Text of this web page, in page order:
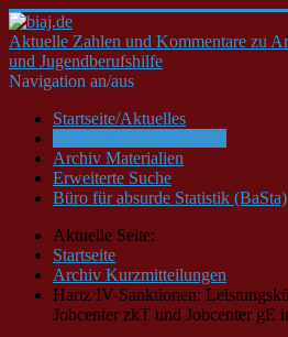
Aktuelle Zahlen und Kommentare zu
und Jugendberufshilfe
Navigation an/aus
Startseite/Aktuelles
Archiv Materialien
Erweiterte Suche
Büro für absurde Statistik (BaSta)
Aktuelle Seite:
Startseite
Archiv Kurzmitteilungen
Hartz IV-Sanktionen:
Jobcenter zkT und Jobcenter gE